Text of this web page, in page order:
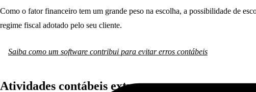
Como o fator financeiro tem um grande peso na escolha, a possibilidade de
regime fiscal adotado pelo seu cliente.
Saiba como um software contribui para evitar erros contábeis
Atividades contábeis extras